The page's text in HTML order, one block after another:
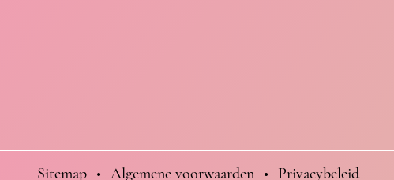
Sitemap • Algemene voorwaarden • Privacybeleid